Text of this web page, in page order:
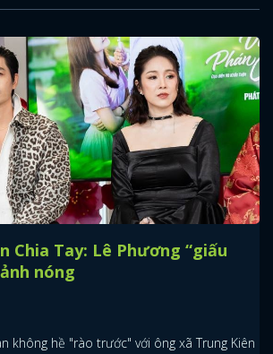
Chia Tay: Lê Phương “giấu
nóng
không hề "rào trước" với ông xã Trung Kiên